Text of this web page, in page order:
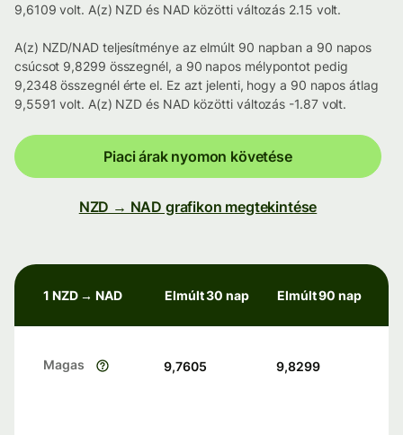
9,6109 volt. A(z) NZD és NAD közötti változás 2.15 volt.
A(z) NZD/NAD teljesítménye az elmúlt 90 napban a 90 napos
csúcsot 9,8299 összegnél, a 90 napos mélypontot pedig
9,2348 összegnél érte el. Ez azt jelenti, hogy a 90 napos átlag
9,5591 volt. A(z) NZD és NAD közötti változás -1.87 volt.
Piaci árak nyomon követése
NZD → NAD grafikon megtekintése
1 NZD → NAD Elmúlt 30 nap Elmúlt 90 nap
Magas 9,7605 9,8299